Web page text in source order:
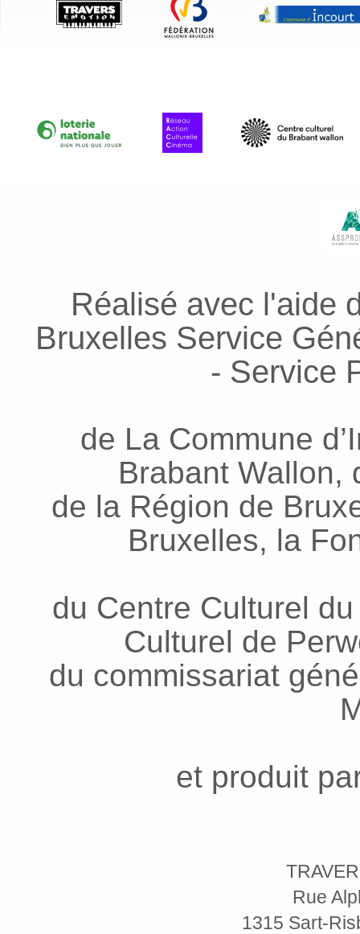
Réalisé avec l'aide
Bruxelles Service
- Service
de La Commune
Brabant Wallon,
de la Région de
Bruxelles, la
du Centre Culturel
Culturel de
du commissariat
et produit
Rue
1315 Sart-